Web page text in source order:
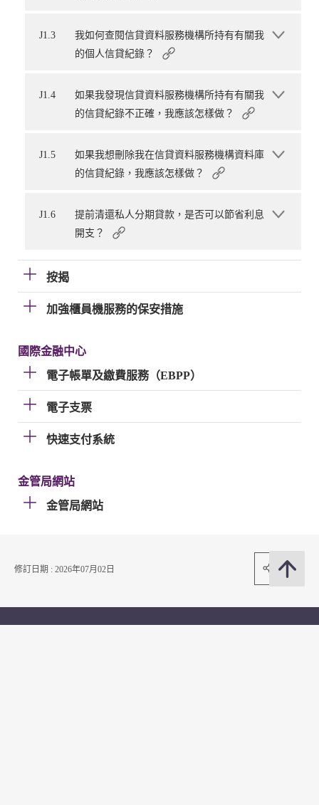
J1.3
我如何查閱信貸資料服務機構所持有有關我
的個人信貸紀錄？
J1.4
如果我發現信貸資料服務機構所持有有關我
的信貸紀錄不正確，我應該怎樣做？
J1.5
如果我想刪除我在信貸資料服務機構資料庫
的信貸紀錄，我應該怎樣做？
J1.6
提前清還私人分期貸款，是否可以節省利息
開支？
按揭
加強櫃員機服務的保安措施
國際金融中心
電子帳單及繳費服務（EBPP）
電子支票
快速支付系統
金管局網站
金管局網站
修訂日期 : 2026年07月02日 分享